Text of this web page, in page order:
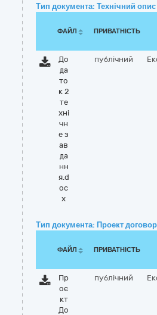
Тип документа: Технічний опис
ФАЙЛ ПРИВАТНІСТЬ
До
да
то
к 2
те
хні
чн
е з
ав
да
нн
я.d
oc
x
публічний
Тип документа: Проект
ФАЙЛ ПРИВАТНІСТЬ
Пр
оє
кт
До
публічний